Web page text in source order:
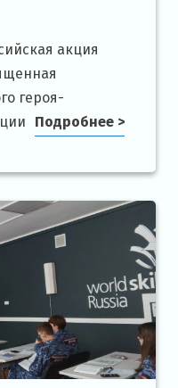
акция
героя-
Подробнее >